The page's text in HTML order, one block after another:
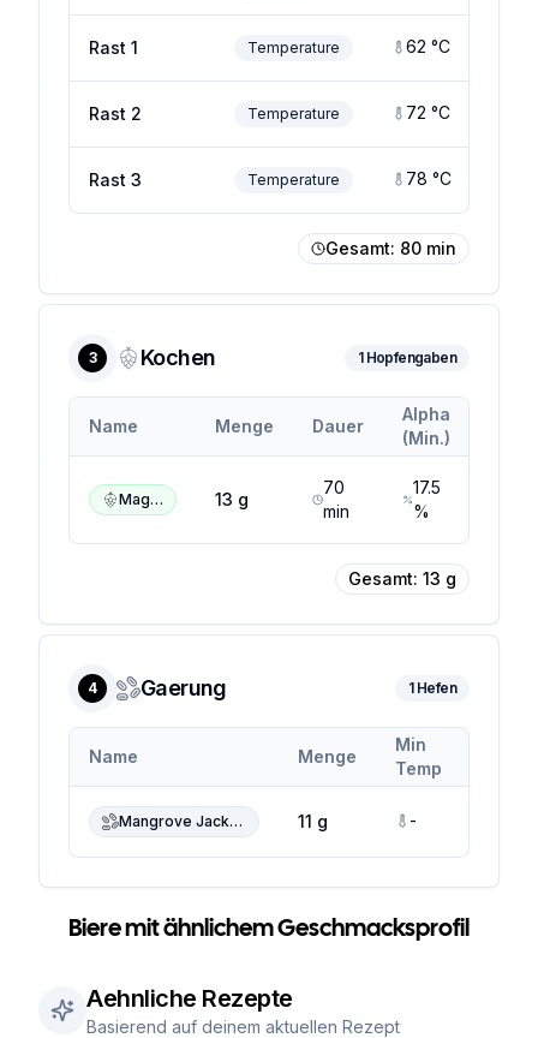
Rast 1 Temperature 62 °C
Rast 2 Temperature 72 °C
Rast 3 Temperature 78 °C
Gesamt: 80 min
3 Kochen 1Hopfengaben
Name Menge Dauer
Alpha
(Min.)
Magnum 13 g
70
min
17.5
%
Gesamt: 13 g
4 Gaerung 1Hefen
Name Menge
Min
Temp
Mangrove Jack's M21 Belgian Wit 11 g -
Biere mit ähnlichem Geschmacksprofil
Aehnliche Rezepte
Basierend auf deinem aktuellen Rezept